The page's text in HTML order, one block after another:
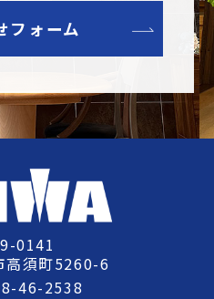
フォーム
0141
高須町5260-6
46-2538